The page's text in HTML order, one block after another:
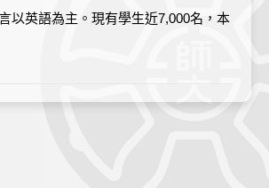
以英語為主。現有學生近7,000名，本